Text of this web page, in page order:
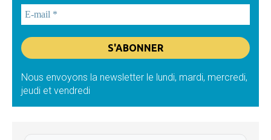
Nous envoyons la newsletter le lundi, mardi, mercredi,
jeudi et vendredi